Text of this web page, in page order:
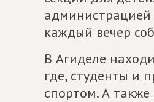
администрацией
каждый вечер
В Агиделе
где, студенты и
спортом. А